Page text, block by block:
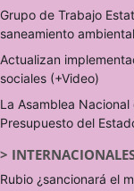
Grupo de Trabajo
saneamiento ambiental
Actualizan
sociales (+Video)
La Asamblea
Presupuesto del
>
Rubio ¿sancionará el